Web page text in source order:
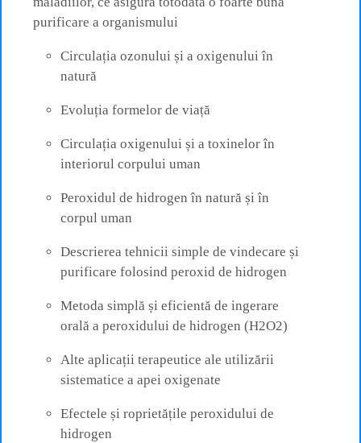
purificare a organismului
Circulația ozonului și a oxigenului în
natură
Evoluția formelor de viață
Circulația oxigenului și a toxinelor în
interiorul corpului uman
Peroxidul de hidrogen în natură și în
corpul uman
Descrierea tehnicii simple de vindecare și
purificare folosind peroxid de hidrogen
Metoda simplă și eficientă de ingerare
orală a peroxidului de hidrogen (H2O2)
Alte aplicații terapeutice ale utilizării
sistematice a apei oxigenate
Efectele și roprietățile peroxidului de
hidrogen